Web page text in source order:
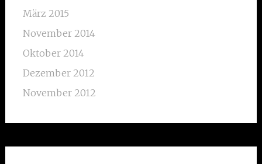
März 2015
November 2014
Oktober 2014
Dezember 2012
November 2012